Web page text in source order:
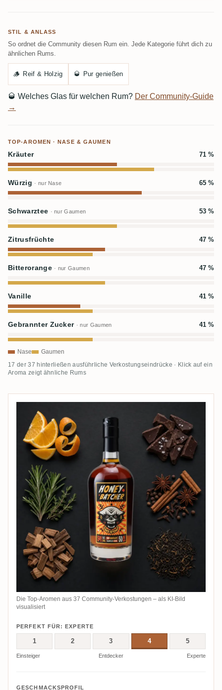
STIL & ANLASS
So ordnet die Community diesen Rum ein. Jede Kategorie führt dich zu
ähnlichen Rums.
🪵 Reif & Holzig 🥃 Pur genießen
🥃 Welches Glas für welchen Rum? Der Community-Guide
→
TOP-AROMEN · NASE & GAUMEN
Kräuter 71 %
Würzig · nur Nase 65 %
Schwarztee · nur Gaumen 53 %
Zitrusfrüchte 47 %
Bitterorange · nur Gaumen 47 %
Vanille 41 %
Gebrannter Zucker · nur Gaumen 41 %
Nase Gaumen
17 der 37 hinterließen ausführliche Verkostungseindrücke · Klick auf ein
Aroma zeigt ähnliche Rums
Die Top-Aromen aus 37 Community-Verkostungen – als KI-Bild
visualisiert
PERFEKT FÜR: EXPERTE
1 2 3 4 5
Einsteiger Entdecker Experte
GESCHMACKSPROFIL